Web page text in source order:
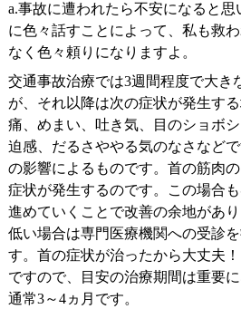
a.事故に遭われたら不安になると
に色々話すことによって、私も救
なく色々頼りになりますよ。
交通事故治療では3週間程度で大き
が、それ以降は次の症状が発生す
痛、めまい、吐き気、目のショボ
迫感、だるさややる気のなさなど
の影響によるものです。首の筋肉
症状が発生するのです。この場合
進めていくことで改善の余地があ
低い場合は専門医療機関への受診
す。首の症状が治ったから大丈夫
ですので、目安の治療期間は重要
通常3～4ヵ月です。